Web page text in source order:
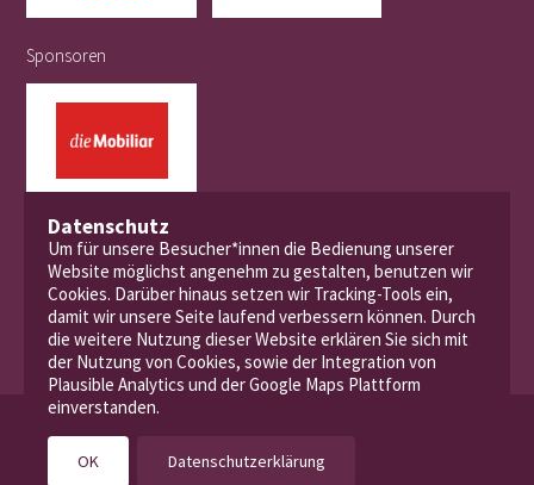
Sponsoren
Datenschutz
Um für unsere Besucher*innen die Bedienung unserer
Website möglichst angenehm zu gestalten, benutzen wir
Cookies. Darüber hinaus setzen wir Tracking-Tools ein,
damit wir unsere Seite laufend verbessern können. Durch
die weitere Nutzung dieser Website erklären Sie sich mit
der Nutzung von Cookies, sowie der Integration von
Plausible Analytics und der Google Maps Plattform
einverstanden.
OK Datenschutzerklärung